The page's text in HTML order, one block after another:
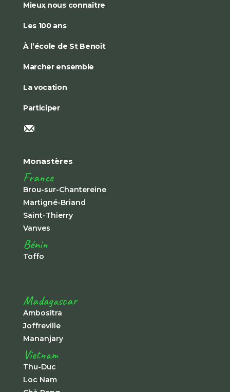
Mieux nous connaître
Les 100 ans
À l’école de St Benoît
Marcher ensemble
La vocation
Participer
Monastères
France
Brou-sur-Chantereine
Martigné-Briand
Saint-Thierry
Vanves
Bénin
Toffo
Madagascar
Ambositra
Joffreville
Mananjary
Vietnam
Thu-Duc
Loc Nam